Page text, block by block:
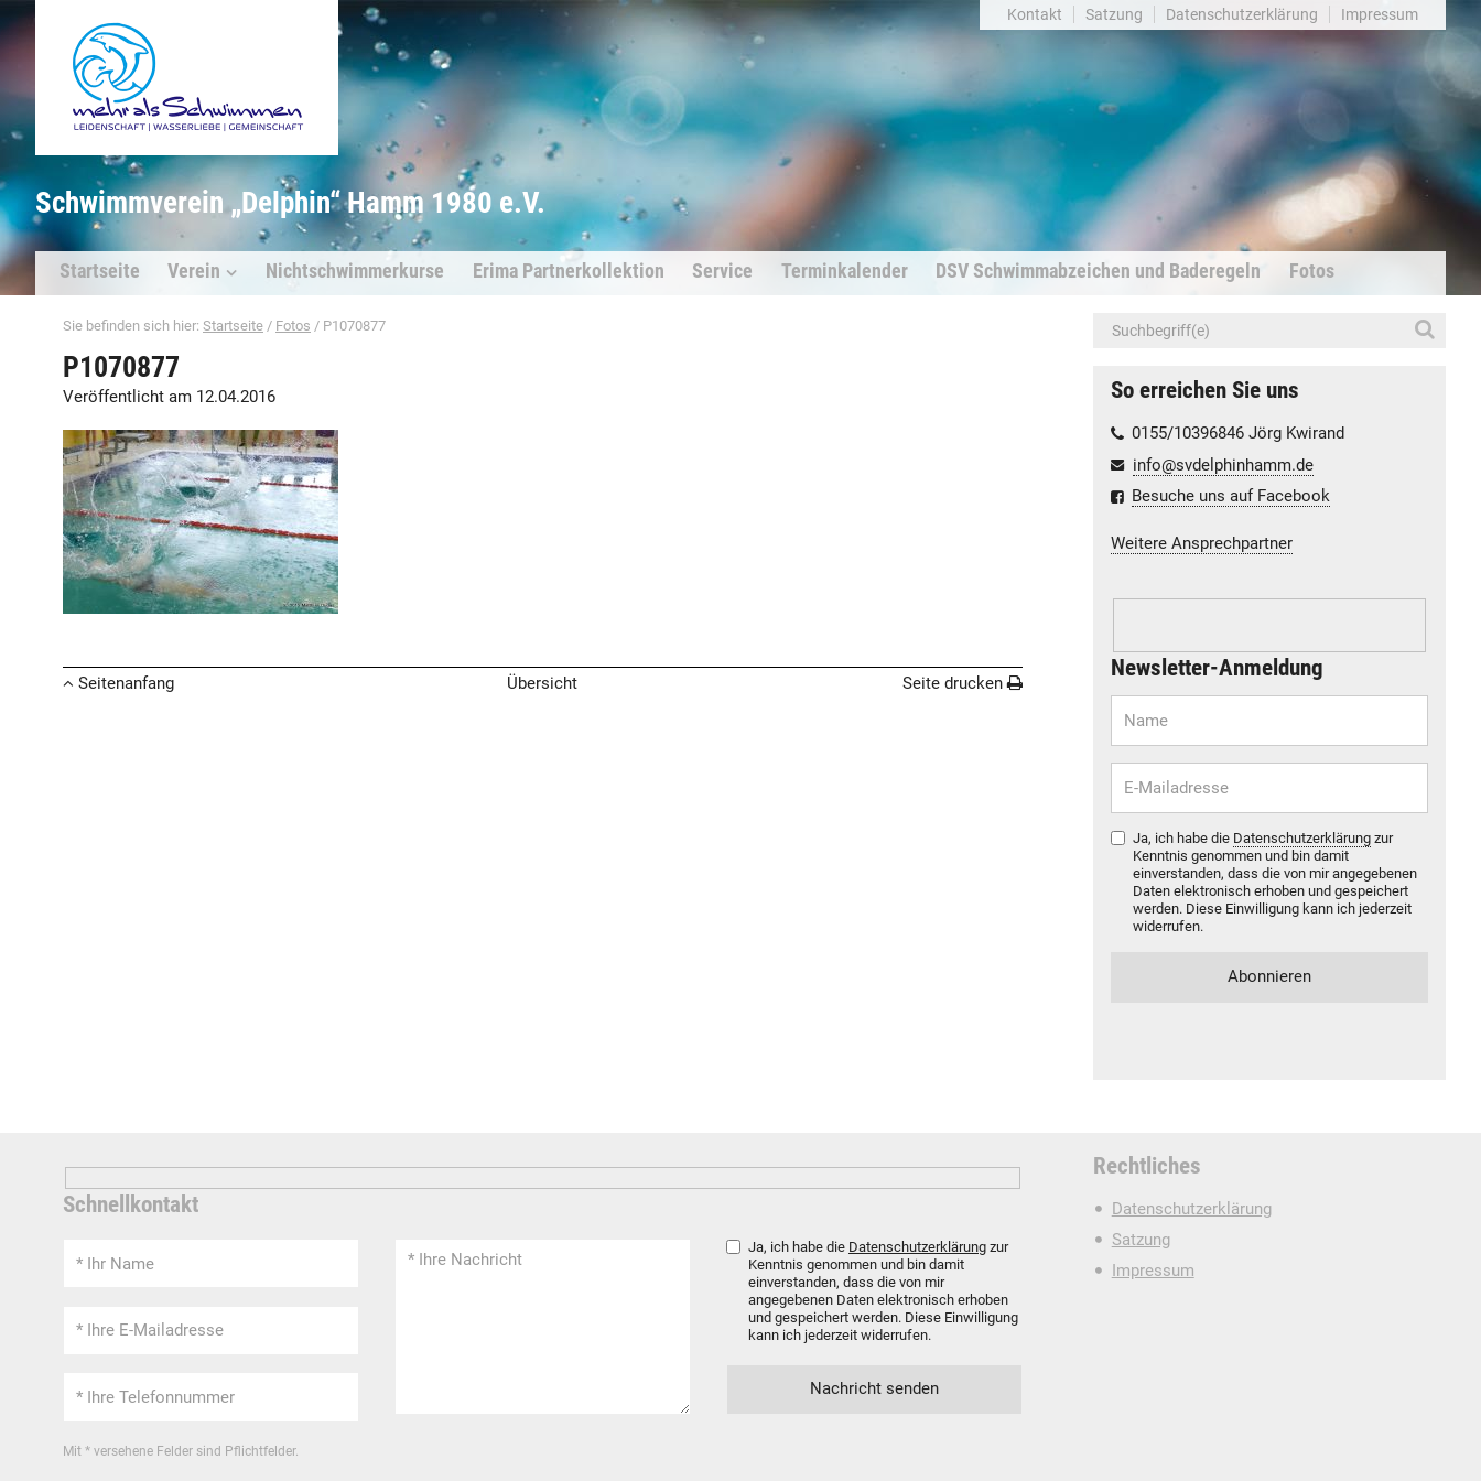
Schwimmverein „Delphin“ Hamm 1980 e.V.
Kontakt Satzung Datenschutzerklärung Impressum
Startseite Verein Nichtschwimmerkurse Erima Partnerkollektion Service Terminkalender DSV Schwimmabzeichen und Baderegeln Fotos
Sie befinden sich hier: Startseite / Fotos / P1070877
P1070877
Veröffentlicht am 12.04.2016
Seitenanfang Übersicht Seite drucken
So erreichen Sie uns
0155/10396846 Jörg Kwirand
info@svdelphinhamm.de
Besuche uns auf Facebook
Weitere Ansprechpartner
Newsletter-Anmeldung
Ja, ich habe die Datenschutzerklärung zur
Kenntnis genommen und bin damit
einverstanden, dass die von mir angegebenen
Daten elektronisch erhoben und gespeichert
werden. Diese Einwilligung kann ich jederzeit
widerrufen.
Schnellkontakt
Ja, ich habe die Datenschutzerklärungzur
Kenntnis genommen und bin damit
einverstanden, dass die von mir
angegebenen Daten elektronisch erhoben
und gespeichert werden. Diese Einwilligung
kann ich jederzeit widerrufen.
Mit * versehene Felder sind Pflichtfelder.
Rechtliches
Datenschutzerklärung
Satzung
Impressum